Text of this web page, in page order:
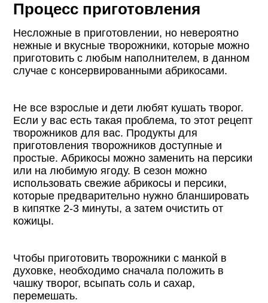
Процесс приготовления
Несложные в приготовлении, но невероятно
нежные и вкусные творожники, которые можно
приготовить с любым наполнителем, в данном
случае с консервированными абрикосами.
Не все взрослые и дети любят кушать творог.
Если у вас есть такая проблема, то этот рецепт
творожников для вас. Продукты для
приготовления творожников доступные и
простые. Абрикосы можно заменить на персики
или на любимую ягоду. В сезон можно
использовать свежие абрикосы и персики,
которые предварительно нужно бланшировать
в кипятке 2-3 минуты, а затем очистить от
кожицы.
Чтобы приготовить творожники с манкой в
духовке, необходимо сначала положить в
чашку творог, всыпать соль и сахар,
перемешать.